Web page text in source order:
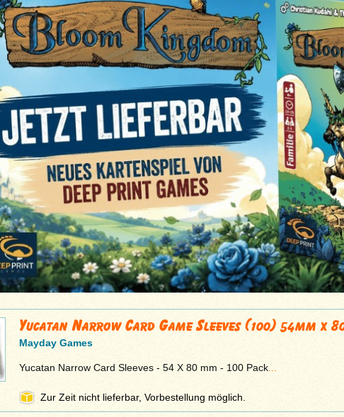
Yucatan Narrow Card Game Sleeves (100) 54mm x
Mayday Games
Yucatan Narrow Card Sleeves - 54 X 80 mm - 100 Pack...
Zur Zeit nicht lieferbar, Vorbestellung möglich.